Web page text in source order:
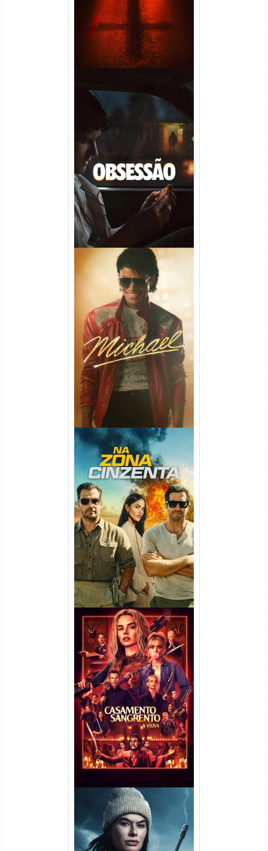
Obsessão Torrent (2026)
WEB-DL 1080p/4K Dual
Áudio
Michael Torrent (2026) WEB-
DL 1080p/4K Dual Áudio
Na Zona Cinzenta Torrent
(2026) WEB-DL 1080p/4K
Dual Áudio
Casamento Sangrento: A
Viúva Torrent (2026) WEB-DL
720p/1080p/4K Dual Áudio